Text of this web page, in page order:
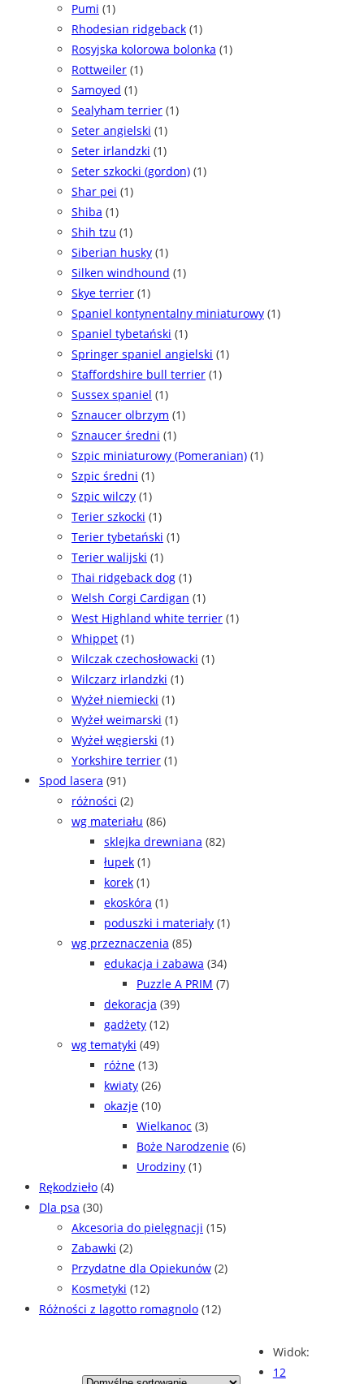
Widok:
12
Pumi (1)
Rhodesian ridgeback (1)
Rosyjska kolorowa bolonka (1)
Rottweiler (1)
Samoyed (1)
Sealyham terrier (1)
Seter angielski (1)
Seter irlandzki (1)
Seter szkocki (gordon) (1)
Shar pei (1)
Shiba (1)
Shih tzu (1)
Siberian husky (1)
Silken windhound (1)
Skye terrier (1)
Spaniel kontynentalny miniaturowy (1)
Spaniel tybetański (1)
Springer spaniel angielski (1)
Staffordshire bull terrier (1)
Sussex spaniel (1)
Sznaucer olbrzym (1)
Sznaucer średni (1)
Szpic miniaturowy (Pomeranian) (1)
Szpic średni (1)
Szpic wilczy (1)
Terier szkocki (1)
Terier tybetański (1)
Terier walijski (1)
Thai ridgeback dog (1)
Welsh Corgi Cardigan (1)
West Highland white terrier (1)
Whippet (1)
Wilczak czechosłowacki (1)
Wilczarz irlandzki (1)
Wyżeł niemiecki (1)
Wyżeł weimarski (1)
Wyżeł węgierski (1)
Yorkshire terrier (1)
Spod lasera (91)
różności (2)
wg materiału (86)
sklejka drewniana (82)
łupek (1)
korek (1)
ekoskóra (1)
poduszki i materiały (1)
wg przeznaczenia (85)
edukacja i zabawa (34)
Puzzle A PRIM (7)
dekoracja (39)
gadżety (12)
wg tematyki (49)
różne (13)
kwiaty (26)
okazje (10)
Wielkanoc (3)
Boże Narodzenie (6)
Urodziny (1)
Rękodzieło (4)
Dla psa (30)
Akcesoria do pielęgnacji (15)
Zabawki (2)
Przydatne dla Opiekunów (2)
Kosmetyki (12)
Różności z lagotto romagnolo (12)